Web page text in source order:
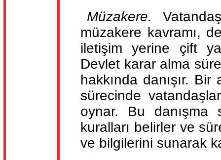
Müzakere.
müzakere kavramı,
iletişim yerine çift
Devlet karar alma
hakkında danışır.
sürecinde
oynar. Bu danışma
kuralları belirler ve
ve bilgilerini sunarak